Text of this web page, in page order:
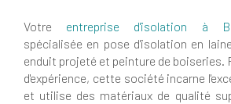
Votre entreprise d'isolation à
spécialisée en pose d'isolation en
enduit projeté et peinture de boiseries.
d'expérience, cette société incarne
et utilise des matériaux de qualité